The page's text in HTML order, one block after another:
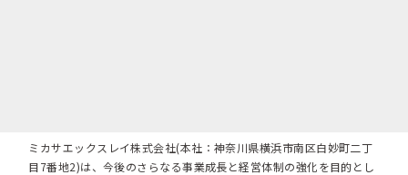
ミカサエックスレイ株式会社(本社：神奈川県横浜市南区白妙町二丁
目7番地2)は、今後のさらなる事業成長と経営体制の強化を目的とし